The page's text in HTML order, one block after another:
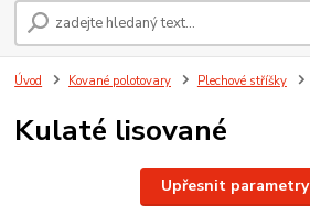
Úvod Kované polotovary Plechové stříšky
Kulaté lisované
Upřesnit parametry